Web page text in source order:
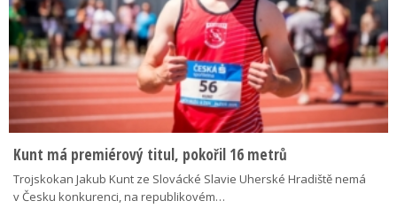
Kunt má premiérový titul, pokořil 16 metrů
Trojskokan Jakub Kunt ze Slovácké Slavie Uherské Hradiště nemá
v Česku konkurenci, na republikovém…